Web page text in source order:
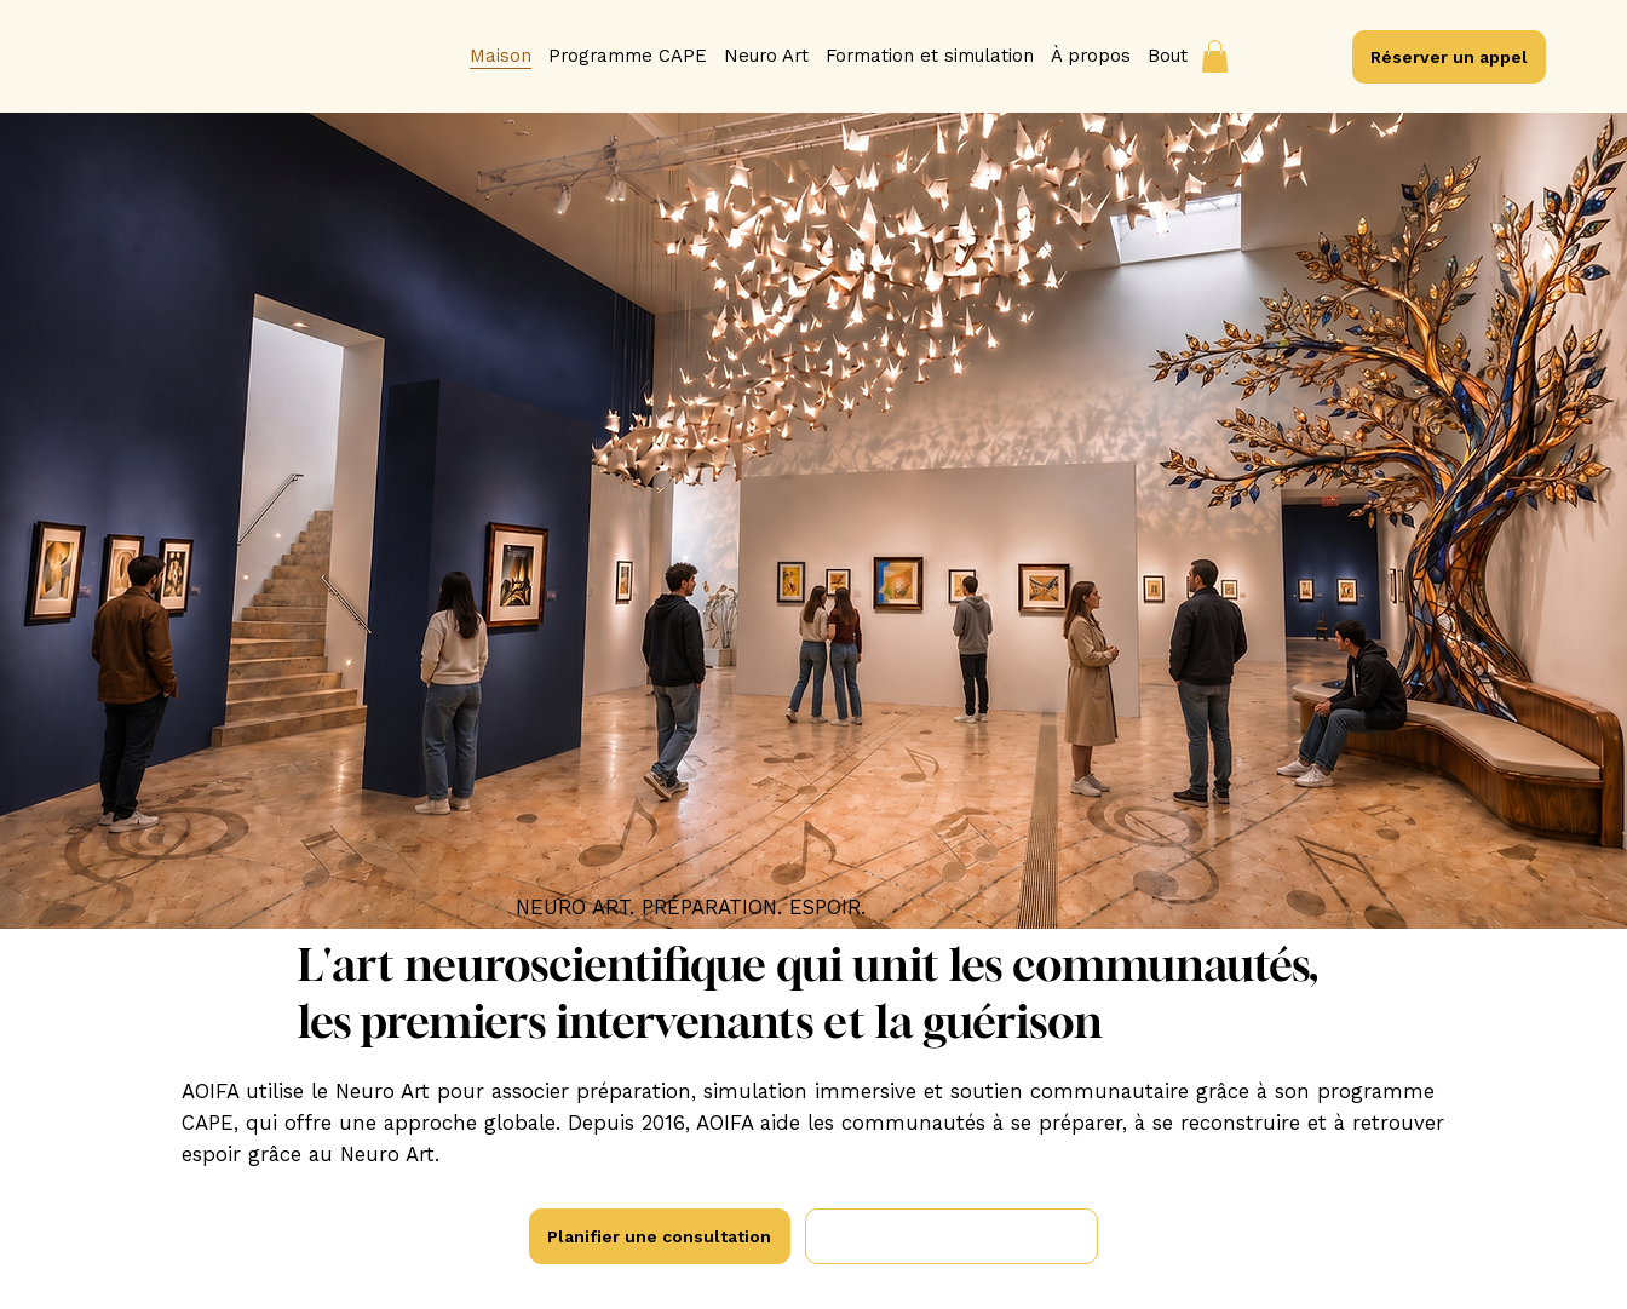
Maison Programme CAPE Neuro Art Formation et simulation À propos Boutique Réserver un appel
NEURO ART. PRÉPARATION. ESPOIR.
L'art neuroscientifique qui unit les communautés,
les premiers intervenants et la guérison
AOIFA utilise le Neuro Art pour associer préparation, simulation immersive et soutien communautaire grâce à son programme
CAPE, qui offre une approche globale. Depuis 2016, AOIFA aide les communautés à se préparer, à se reconstruire et à retrouver
espoir grâce au Neuro Art.
Planifier une consultation